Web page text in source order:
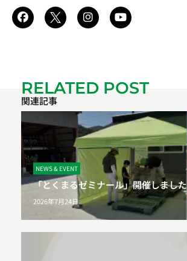
RELATED POST
関連記事
NEWS & EVENT
「とくまるゼミナール」開催しました
2026年7月24日